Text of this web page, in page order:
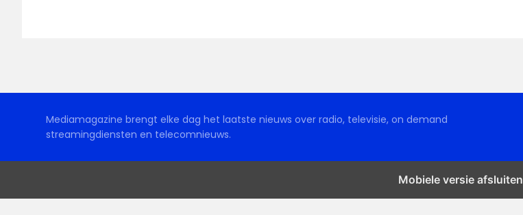
Mediamagazine brengt elke dag het laatste nieuws over radio, televisie, on demand
streamingdiensten en telecomnieuws.
Mobiele versie afsluiten